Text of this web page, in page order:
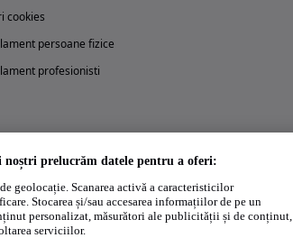
cookies
persoane fizice
profesionisti
prelucrăm datele pentru a oferi:
geolocație. Scanarea activă a caracteristicilor
Stocarea și/sau accesarea informațiilor de pe un
personalizat, măsurători ale publicității și de conținut,
serviciilor.